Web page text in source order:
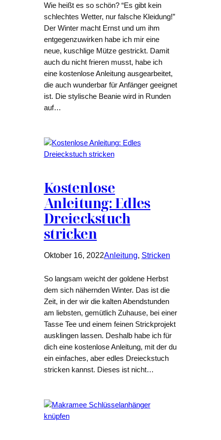
Wie heißt es so schön? “Es gibt kein
schlechtes Wetter, nur falsche Kleidung!”
Der Winter macht Ernst und um ihm
entgegenzuwirken habe ich mir eine
neue, kuschlige Mütze gestrickt. Damit
auch du nicht frieren musst, habe ich
eine kostenlose Anleitung ausgearbeitet,
die auch wunderbar für Anfänger geeignet
ist. Die stylische Beanie wird in Runden
auf…
Kostenlose
Anleitung: Edles
Dreieckstuch
stricken
Oktober 16, 2022Anleitung, Stricken
So langsam weicht der goldene Herbst
dem sich nähernden Winter. Das ist die
Zeit, in der wir die kalten Abendstunden
am liebsten, gemütlich Zuhause, bei einer
Tasse Tee und einem feinen Strickprojekt
ausklingen lassen. Deshalb habe ich für
dich eine kostenlose Anleitung, mit der du
ein einfaches, aber edles Dreieckstuch
stricken kannst. Dieses ist nicht…